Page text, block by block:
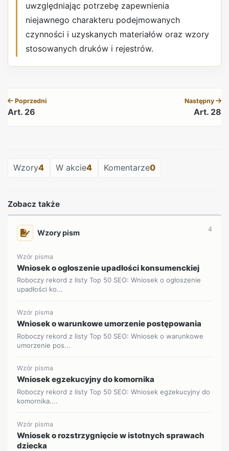
uwzględniając potrzebę zapewnienia
niejawnego charakteru podejmowanych
czynności i uzyskanych materiałów oraz wzory
stosowanych druków i rejestrów.
Poprzedni
Art. 26
Następny
Art. 28
Wzory4 W akcie4 Komentarze0
Zobacz także
Wzory pism 4
Wzór pisma
Wniosek o ogłoszenie upadłości konsumenckiej
Roboczy rekord z listy Top 50 SEO: Wniosek o ogłoszenie
upadłości ko...
Wzór pisma
Wniosek o warunkowe umorzenie postępowania
Roboczy rekord z listy Top 50 SEO: Wniosek o warunkowe
umorzenie pos...
Wzór pisma
Wniosek egzekucyjny do komornika
Roboczy rekord z listy Top 50 SEO: Wniosek egzekucyjny do
komornika....
Wzór pisma
Wniosek o rozstrzygnięcie w istotnych sprawach
dziecka